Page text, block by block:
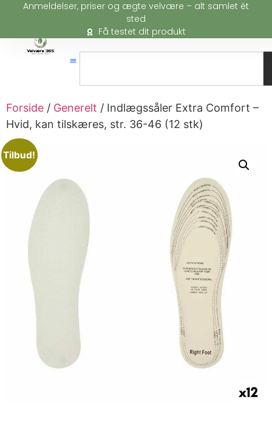
Anmeldelser, priser og ægte velvære – alt samlet ét
sted
Få testet dit produkt
Forside / Generelt / Indlægssåler Extra Comfort –
Hvid, kan tilskæres, str. 36-46 (12 stk)
Tilbud!